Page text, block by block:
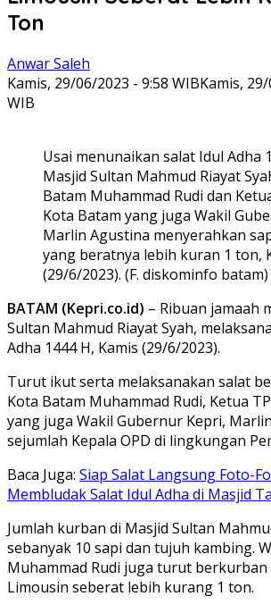
Ton
Anwar Saleh
Kamis, 29/06/2023 - 9:58 WIBKamis,
WIB
Usai menunaikan salat Idul Adha
Masjid Sultan Mahmud Riayat
Batam Muhammad Rudi dan
Kota Batam yang juga Wakil
Marlin Agustina menyerahkan
yang beratnya lebih kuran 1 ton,
(29/6/2023). (F. diskominfo batam)
BATAM (Kepri.co.id) – Ribuan jamaah
Sultan Mahmud Riayat Syah,
Adha 1444 H, Kamis (29/6/2023).
Turut ikut serta melaksanakan salat
Kota Batam Muhammad Rudi, Ketua
yang juga Wakil Gubernur Kepri,
sejumlah Kepala OPD di lingkungan
Baca Juga: Siap Salat Langsung Foto-
Membludak Salat Idul Adha di Masjid
Jumlah kurban di Masjid Sultan
sebanyak 10 sapi dan tujuh kambing.
Muhammad Rudi juga turut berkurban
Limousin seberat lebih kurang 1 ton.